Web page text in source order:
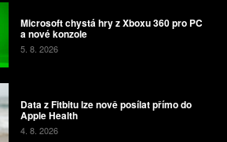
Microsoft chystá hry z Xboxu 360 pro PC
a nové konzole
5. 8. 2026
Data z Fitbitu lze nově posílat přímo do
Apple Health
4. 8. 2026